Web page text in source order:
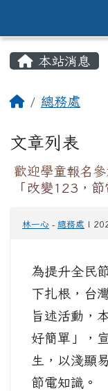
花蓮縣花
本站消息
回首頁
總務處
文章列表
歡迎學童報名
「改變123，節
林一心 - 總務處 |
為提升全民
下扎根，台
旨述活動，
好簡單」，
生，以淺顯
節電知識。